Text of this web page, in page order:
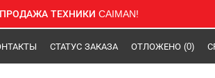
ТЕХНИКИ CAIMAN!
СТАТУС ЗАКАЗА ОТЛОЖЕНО (0)